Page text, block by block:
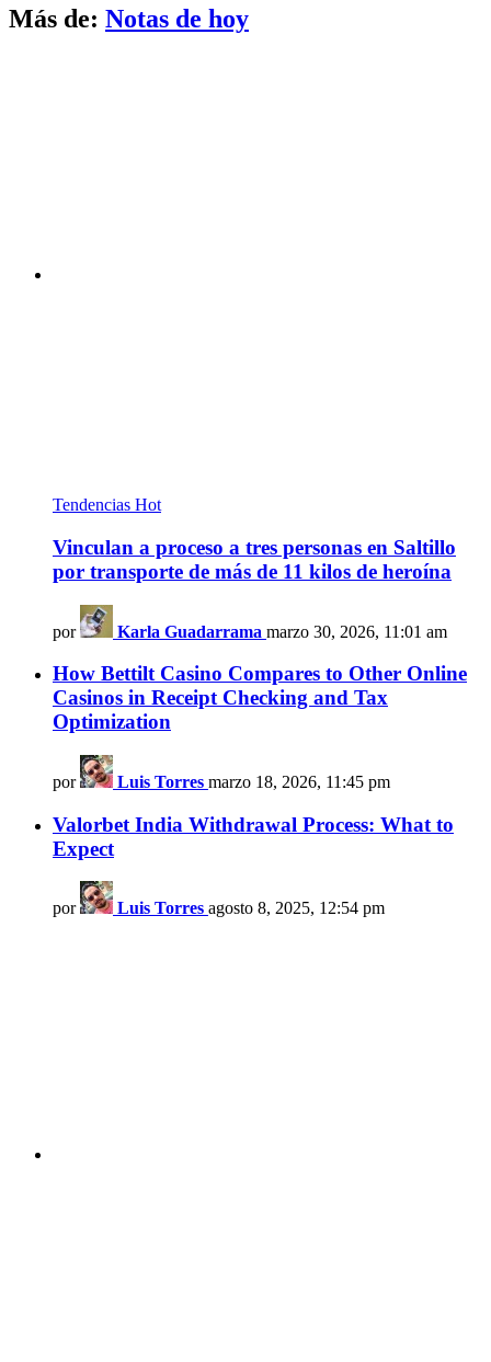
Más de: Notas de hoy
Tendencias Hot
Vinculan a proceso a tres personas en Saltillo
por transporte de más de 11 kilos de heroína
por Karla Guadarrama marzo 30, 2026, 11:01 am
How Bettilt Casino Compares to Other Online
Casinos in Receipt Checking and Tax
Optimization
por Luis Torres marzo 18, 2026, 11:45 pm
Valorbet India Withdrawal Process: What to
Expect
por Luis Torres agosto 8, 2025, 12:54 pm